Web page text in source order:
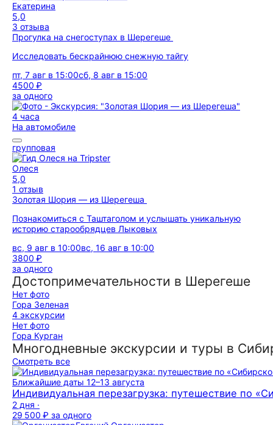
Екатерина
5,0
3 отзыва
Прогулка на снегоступах в Шерегеше
Исследовать бескрайнюю снежную тайгу
пт, 7 авг в 15:00сб, 8 авг в 15:00
4500 ₽
за одного
4 часа
На автомобиле
групповая
Олеся
5,0
1 отзыв
Золотая Шория — из Шерегеша
Познакомиться с Таштаголом и услышать уникальную
историю старообрядцев Лыковых
вс, 9 авг в 10:00вс, 16 авг в 10:00
3800 ₽
за одного
Достопримечательности в Шерегеше
Нет фото
Гора Зеленая
4 экскурсии
Нет фото
Гора Курган
Многодневные экскурсии и туры в
Смотреть все
Ближайшие даты 12–13 августа
Индивидуальная перезагрузка: путешествие по
2 дня ·
29 500 ₽ за одного